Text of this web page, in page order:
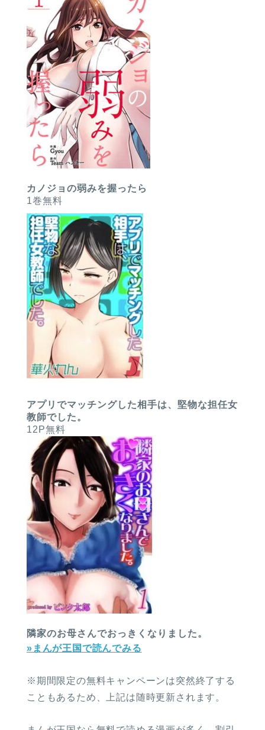
カノジョの弱みを握ったら
1巻無料
アプリでマッチングした相手は、堅物な担任女
教師でした。
12P無料
隣家のお母さんでおっきくなりました。
»まんが王国で読んでみる
※期間限定の無料キャンペーンは突然終了する
こともあるため、上記は随時更新されます。